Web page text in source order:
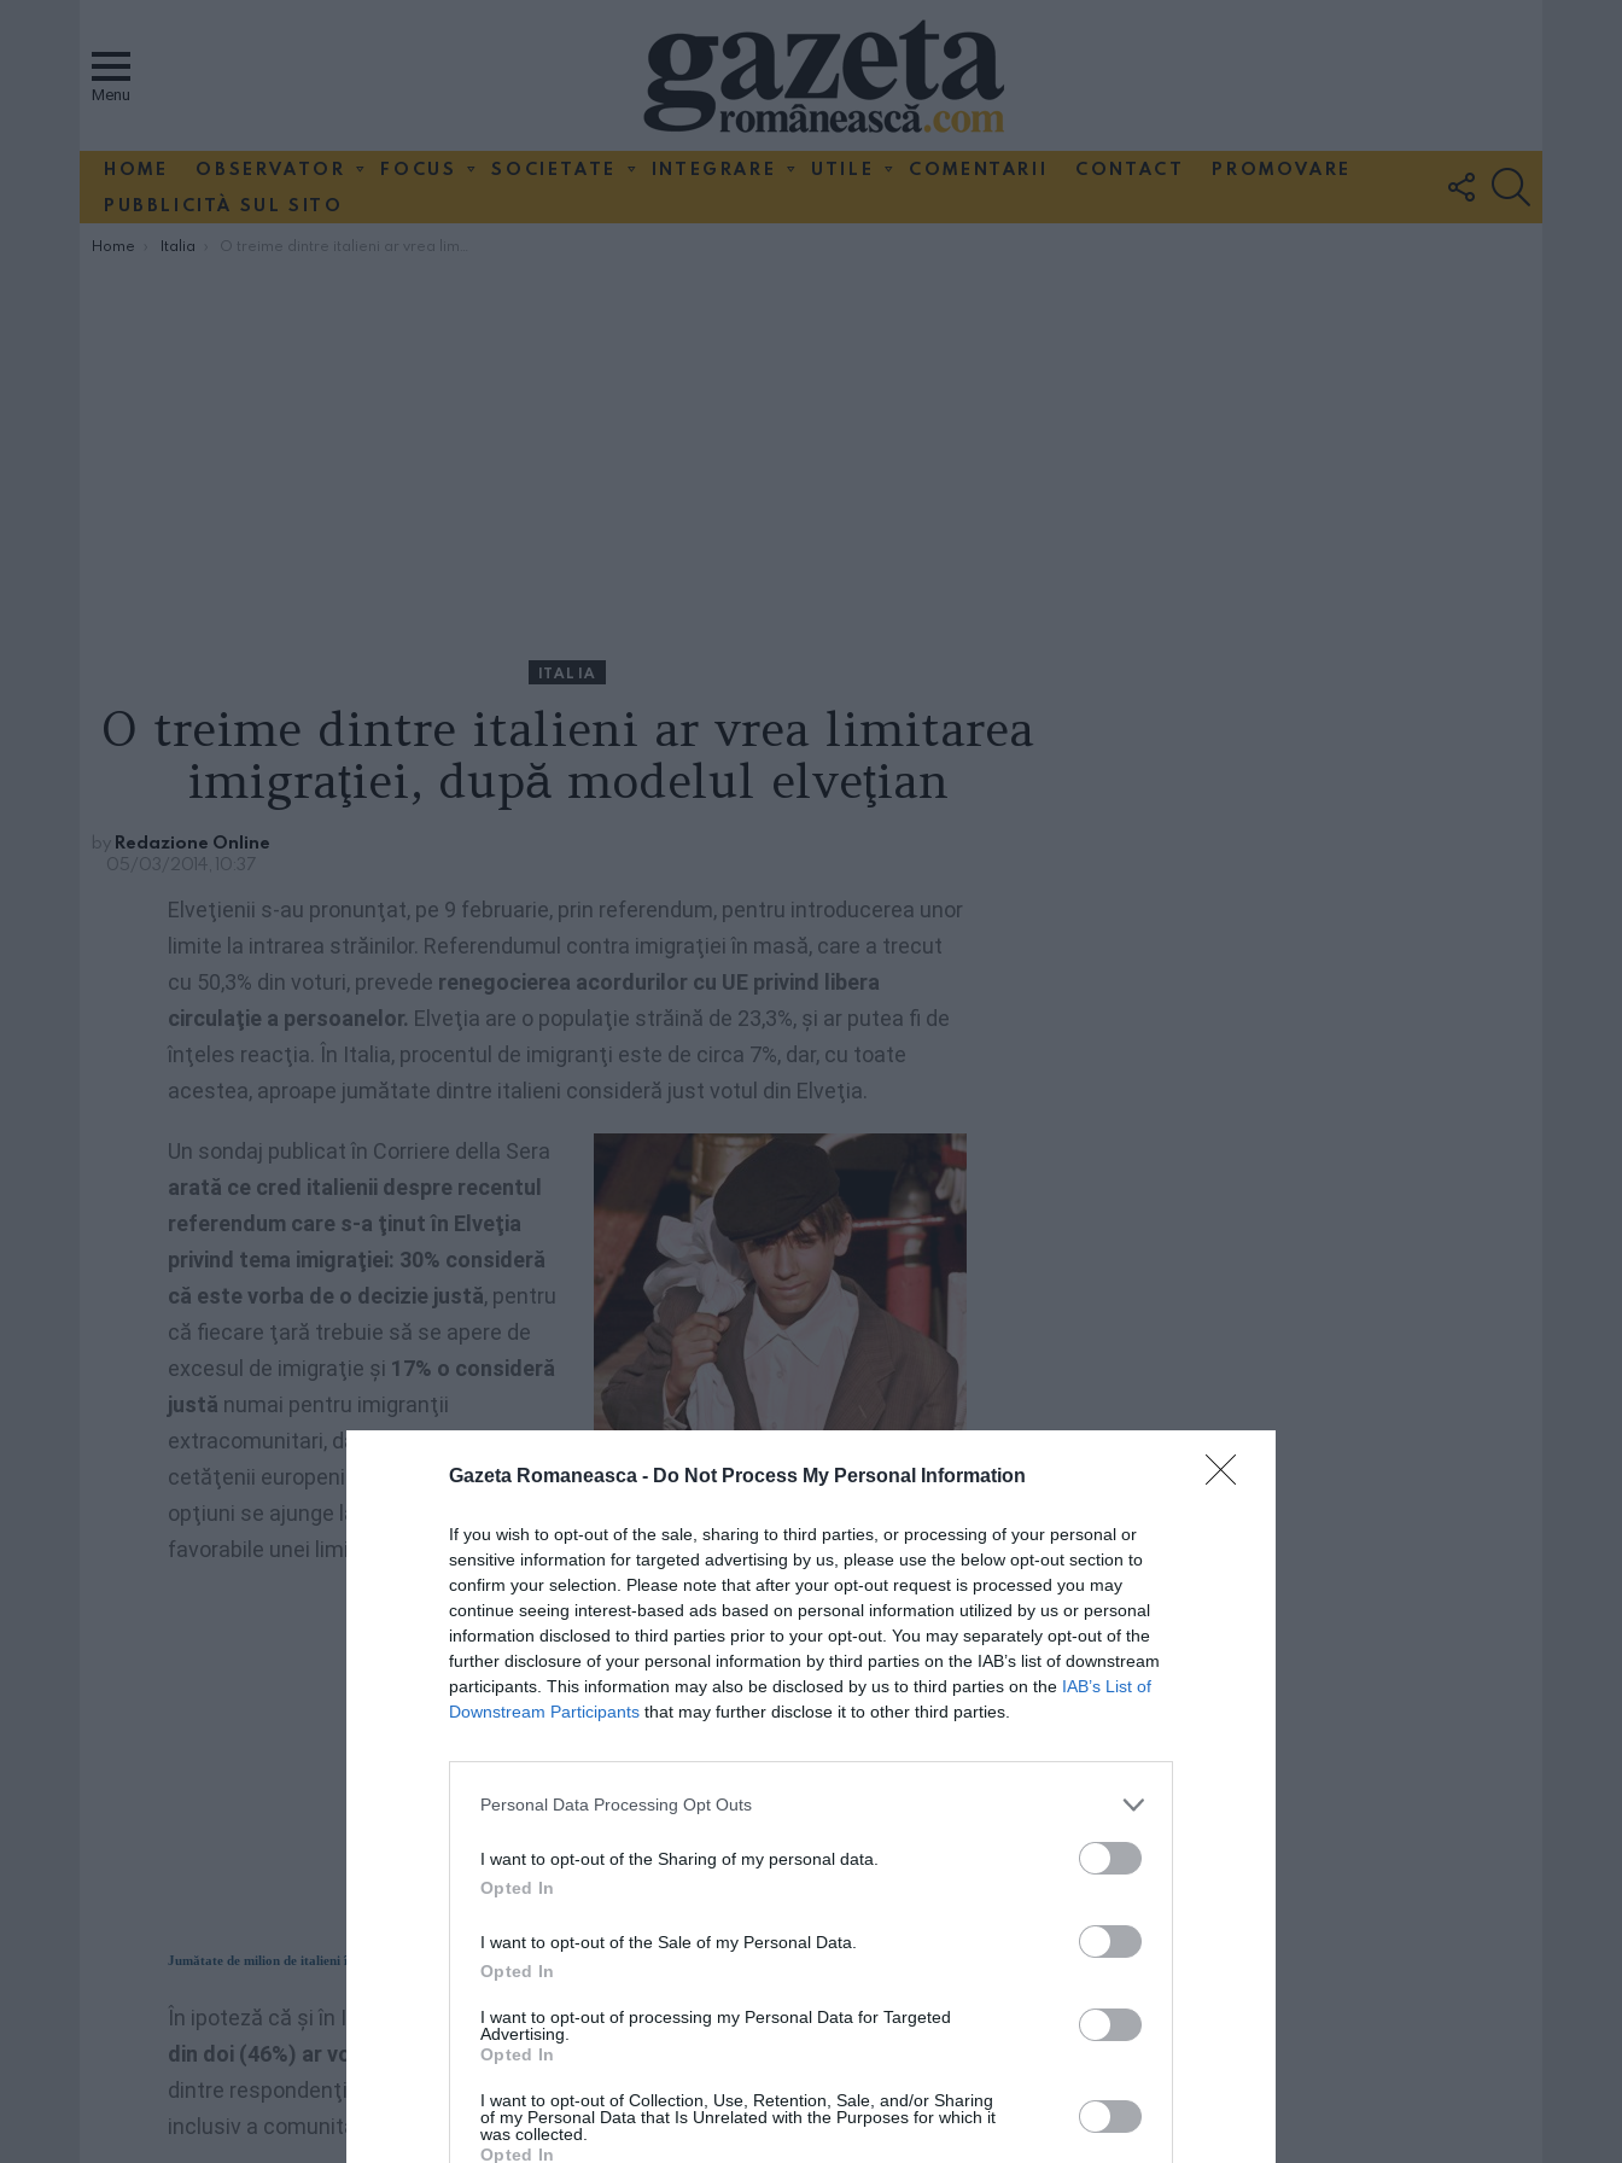
Gazeta Romaneasca - Do Not Process My Personal Information
If you wish to opt-out of the sale, sharing to third parties, or processing of your personal or
sensitive information for targeted advertising by us, please use the below opt-out section to
confirm your selection. Please note that after your opt-out request is processed you may
continue seeing interest-based ads based on personal information utilized by us or personal
information disclosed to third parties prior to your opt-out. You may separately opt-out of the
further disclosure of your personal information by third parties on the IAB’s list of downstream
participants. This information may also be disclosed by us to third parties on the IAB’s List of
Downstream Participants that may further disclose it to other third parties.
Personal Data Processing Opt Outs
I want to opt-out of the Sharing of my personal data.
Opted In
I want to opt-out of the Sale of my Personal Data.
Opted In
I want to opt-out of processing my Personal Data for Targeted
Advertising.
Opted In
I want to opt-out of Collection, Use, Retention, Sale, and/or Sharing
of my Personal Data that Is Unrelated with the Purposes for which it
was collected.
Opted In
Menu
HOME OBSERVATOR FOCUS SOCIETATE INTEGRARE UTILE COMENTARII CONTACT
PROMOVARE
PUBBLICITÀ SUL SITO
FOLLOW
US
You are here:
Home Italia O treime dintre italieni ar vrea limitarea imigraţiei, după modelul elveţian
ITALIA
O treime dintre italieni ar vrea limitarea
imigraţiei, după modelul elveţian
by Redazione Online
05/03/2014, 10:37
Elveţienii s-au pronunţat, pe 9 februarie, prin referendum, pentru introducerea unor
limite la intrarea străinilor. Referendumul contra imigraţiei în masă, care a trecut
cu 50,3% din voturi, prevede renegocierea acordurilor cu UE privind libera
circulaţie a persoanelor. Elveţia are o populaţie străină de 23,3%, şi ar putea fi de
înţeles reacţia. În Italia, procentul de imigranţi este de circa 7%, dar, cu toate
acestea, aproape jumătate dintre italieni consideră just votul din Elveţia.
Un sondaj publicat în Corriere della Sera
arată ce cred italienii despre recentul
referendum care s-a ţinut în Elveţia
privind tema imigraţiei: 30% consideră
că este vorba de o decizie justă, pentru
că fiecare ţară trebuie să se apere de
excesul de imigraţie şi 17% o consideră
justă numai pentru imigranţii
extracomunitari, dar nu şi pentru
cetăţenii europeni. Sumând cele două
opţiuni se ajunge la 47% de răspunsuri
favorabile unei limitări a intrărilor şi la 47% împotrivă.
Jumătate de milion de italieni în Marea Britanie, nimeni nu-i acuză de ”invazie”
În ipoteză că şi în Italia s-ar face un referendum asemănător,aproape un italian
din doi (46%) ar vota împotriva limitării circulaţiei în Europa
dintre respondenţi (34%) ar vota pentru limitarea intrărilor tuturor străinilor,
inclusiv a comunitari.